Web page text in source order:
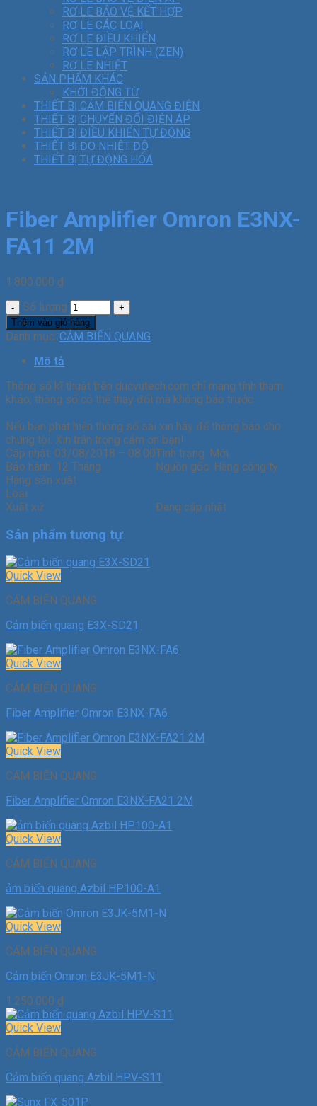
RƠ LE BẢO VỆ KẾT HỢP
RƠ LE CÁC LOẠI
RƠ LE ĐIỀU KHIỂN
RƠ LE LẬP TRÌNH (ZEN)
RƠ LE NHIỆT
SẢN PHẨM KHÁC
KHỞI ĐỘNG TỪ
THIẾT BỊ CẢM BIẾN QUANG ĐIỆN
THIẾT BỊ CHUYỂN ĐỔI ĐIỆN ÁP
THIẾT BỊ ĐIỀU KHIỂN TỰ ĐỘNG
THIẾT BỊ ĐO NHIỆT ĐỘ
THIẾT BỊ TỰ ĐỘNG HÓA
Fiber Amplifier Omron E3NX-
FA11 2M
1.800.000 ₫
Số lượng
Thêm vào giỏ hàng
Danh mục: CẢM BIẾN QUANG
Mô tả
Thông số kĩ thuật trên ducvutech.com chỉ mang tính tham
khảo, thông số có thể thay đổi mà không báo trước.
Nếu bạn phát hiện thông số sai xin hãy để thông báo cho
chúng tôi. Xin trân trọng cảm ơn bạn!
Cập nhật: 03/08/2018 – 08:00Tình trạng: Mới
Bảo hành: 12 Tháng Nguồn gốc: Hàng công ty
Hãng sản xuất
Loại
Xuất xứ
Đang cập nhật
Sản phẩm tương tự
Quick View
CẢM BIẾN QUANG
Cảm biến quang E3X-SD21
Quick View
CẢM BIẾN QUANG
Fiber Amplifier Omron E3NX-FA6
Quick View
CẢM BIẾN QUANG
Fiber Amplifier Omron E3NX-FA21 2M
Quick View
CẢM BIẾN QUANG
ảm biến quang Azbil HP100-A1
Quick View
CẢM BIẾN QUANG
Cảm biến Omron E3JK-5M1-N
1.250.000 ₫
Quick View
CẢM BIẾN QUANG
Cảm biến quang Azbil HPV-S11